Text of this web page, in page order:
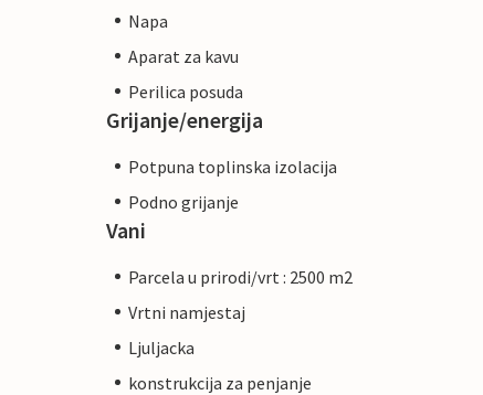
Napa
Aparat za kavu
Perilica posuda
Grijanje/energija
Potpuna toplinska izolacija
Podno grijanje
Vani
Parcela u prirodi/vrt : 2500 m2
Vrtni namjestaj
Ljuljacka
konstrukcija za penjanje